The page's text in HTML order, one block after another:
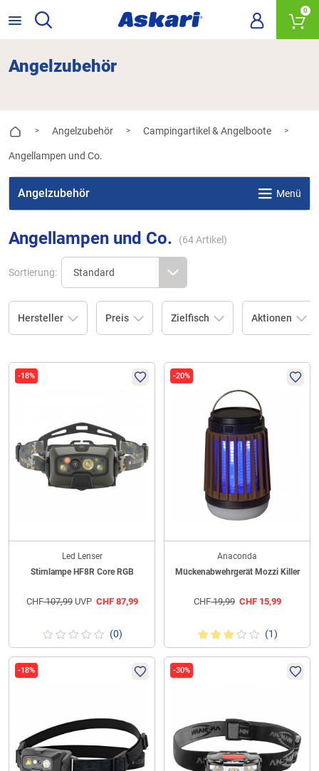
0
Angelzubehör
> Angelzubehör > Campingartikel & Angelboote >
Angellampen und Co.
Angelzubehör Menü
Angellampen und Co. (64 Artikel)
Sortierung:
Hersteller Preis Zielfisch Aktionen
-18%
Led Lenser
Stirnlampe HF8R Core RGB
CHF107,99UVP CHF87,99
(0)
-20%
Anaconda
Mückenabwehrgerät Mozzi Killer
CHF19,99 CHF15,99
(1)
-18% -30%